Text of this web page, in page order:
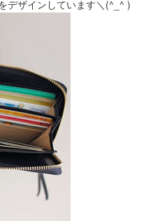
デザインしています＼(^_^ )